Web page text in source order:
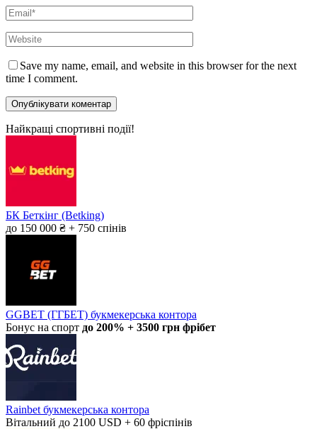
Save my name, email, and website in this browser for the next
time I comment.
Найкращі спортивні події!
БК Беткінг (Betking)
до 150 000 ₴ + 750 спінів
GGBET (ГГБЕТ) букмекерська контора
Бонус на спорт до 200% + 3500 грн фрібет
Rainbet букмекерська контора
Вітальний до 2100 USD + 60 фріспінів